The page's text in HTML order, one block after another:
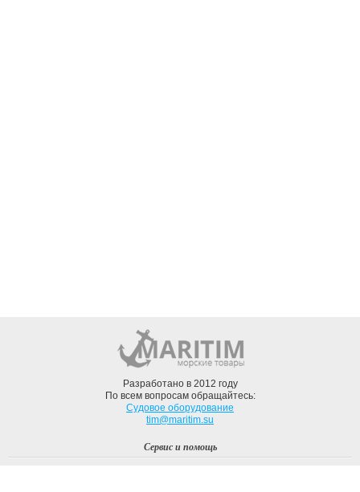
Разработано в 2012 году
По всем вопросам обращайтесь:
Судовое оборудование
tim@maritim.su
Сервис и помощь